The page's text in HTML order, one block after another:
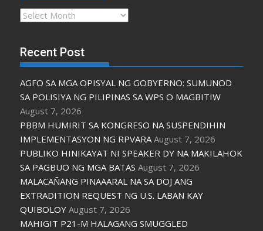
Archives
Recent Post
AGFO SA MGA OPISYAL NG GOBYERNO: SUMUNOD
SA POLISIYA NG PILIPINAS SA WPS O MAGBITIW
August 7, 2026
PBBM HUMIRIT SA KONGRESO NA SUSPENDIHIN
IMPLEMENTASYON NG RPVARA August 7, 2026
PUBLIKO HINIKAYAT NI SPEAKER DY NA MAKILAHOK
SA PAGBUO NG MGA BATAS August 7, 2026
MALACAÑANG PINAAARAL NA SA DOJ ANG
EXTRADITION REQUEST NG U.S. LABAN KAY
QUIBOLOY August 7, 2026
MAHIGIT P21-M HALAGANG SMUGGLED